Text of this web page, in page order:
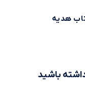
هدیه
باشید